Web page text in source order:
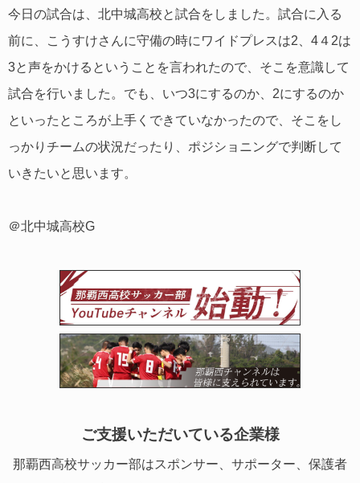
今日の試合は、北中城高校と試合をしました。試合に入る
前に、こうすけさんに守備の時にワイドプレスは2、4４2は
3と声をかけるということを言われたので、そこを意識して
試合を行いました。でも、いつ3にするのか、2にするのか
といったところが上手くできていなかったので、そこをし
っかりチームの状況だったり、ポジショニングで判断して
いきたいと思います。
＠北中城高校G
ご支援いただいている企業様
那覇西高校サッカー部はスポンサー、サポーター、保護者